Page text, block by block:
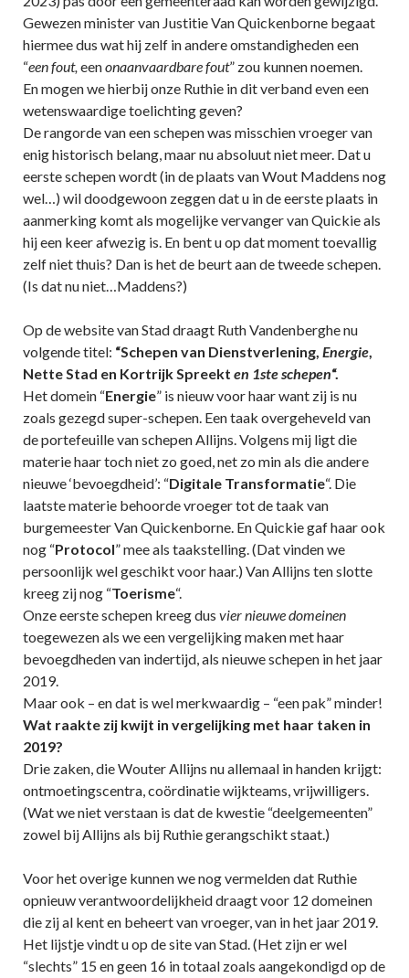
Gewezen minister van Justitie Van Quickenborne begaat
hiermee dus wat hij zelf in andere omstandigheden een
“een fout, eenonaanvaardbare fout” zou kunnen noemen.
En mogen we hierbij onze Ruthie in dit verband even een
wetenswaardige toelichting geven?
De rangorde van een schepen was misschien vroeger van
enig historisch belang, maar nu absoluut niet meer. Dat u
eerste schepen wordt (in de plaats van Wout Maddens nog
wel…) wil doodgewoon zeggen dat u in de eerste plaats in
aanmerking komt als mogelijke vervanger van Quickie als
hij een keer afwezig is. En bent u op dat moment toevallig
zelf niet thuis? Dan is het de beurt aan de tweede schepen.
(Is dat nu niet…Maddens?)
Op de website van Stad draagt Ruth Vandenberghe nu
volgende titel: “Schepen van Dienstverlening, Energie,
Nette Stad en Kortrijk Spreekt en 1ste schepen“.
Het domein “Energie” is nieuw voor haar want zij is nu
zoals gezegd super-schepen. Een taak overgeheveld van
de portefeuille van schepen Allijns. Volgens mij ligt die
materie haar toch niet zo goed, net zo min als die andere
nieuwe ‘bevoegdheid’: “Digitale Transformatie“. Die
laatste materie behoorde vroeger tot de taak van
burgemeester Van Quickenborne. En Quickie gaf haar ook
nog “Protocol” mee als taakstelling. (Dat vinden we
persoonlijk wel geschikt voor haar.) Van Allijns ten slotte
kreeg zij nog “Toerisme“.
Onze eerste schepen kreeg dus vier nieuwe domeinen
toegewezen als we een vergelijking maken met haar
bevoegdheden van indertijd, als nieuwe schepen in het jaar
2019.
Maar ook – en dat is wel merkwaardig – “een pak” minder!
Wat raakte zij kwijt in vergelijking met haar taken in
2019?
Drie zaken, die Wouter Allijns nu allemaal in handen krijgt:
ontmoetingscentra, coördinatie wijkteams, vrijwilligers.
(Wat we niet verstaan is dat de kwestie “deelgemeenten”
zowel bij Allijns als bij Ruthie gerangschikt staat.)
Voor het overige kunnen we nog vermelden dat Ruthie
opnieuw verantwoordelijkheid draagt voor 12 domeinen
die zij al kent en beheert van vroeger, van in het jaar 2019.
Het lijstje vindt u op de site van Stad. (Het zijn er wel
“slechts” 15 en geen 16 in totaal zoals aangekondigd op de